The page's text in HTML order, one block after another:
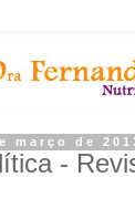
março de
-